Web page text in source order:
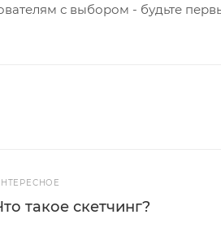
с выбором - будьте
такое скетчинг?